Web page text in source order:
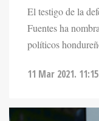
El testigo de la
Fuentes ha
políticos
11 Mar 2021.